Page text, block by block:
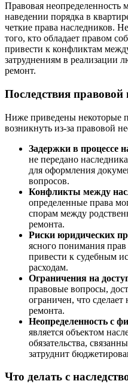
Правовая неопределенность
наведении порядка в
четкие права наследников.
того, кто обладает правом
привести к конфликтам
затруднениям в реализации
ремонт.
Последствия правовой
Ниже приведены некоторые
возникнуть из-за правовой
Задержки в процессе
не передано
для оформления
вопросов.
Конфликты между
определенные права
спорам между
ремонта.
Риски юридических
ясного понимания
привести к судебным
расходам.
Ограничения на
правовые вопросы,
ограничен, что
ремонта.
Неопределенность с
является объектом
обязательства,
затруднит
Что делать с